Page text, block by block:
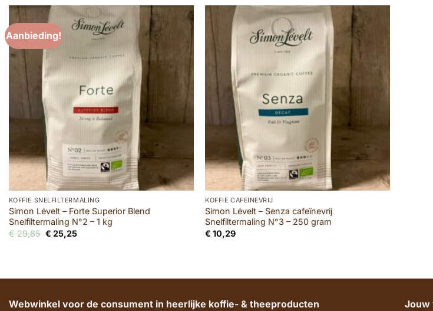
Aanbieding!
KOFFIE SNELFILTERMALING
Simon Lévelt – Forte Superior Blend
Snelfiltermaling N°2 – 1 kg
€29,85 Oorspronkelijke
€ 25,25Huidige
KOFFIE CAFEÏNEVRIJ
Simon Lévelt – Senza cafeïnevrij
Snelfiltermaling N°3 – 250 gram
€ 10,29
Webwinkel voor de consument in heerlijke koffie- & theeproducten Jouw